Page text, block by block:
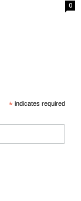
0
* indicates required